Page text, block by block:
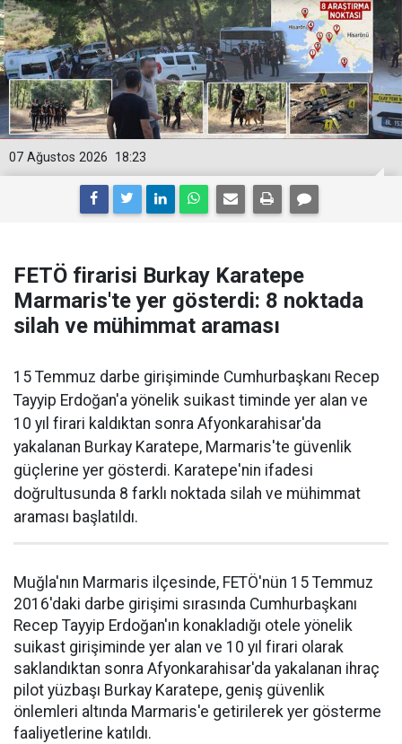
18:23
07 Ağustos 2026
FETÖ firarisi Burkay Karatepe
Marmaris'te yer gösterdi: 8 noktada
silah ve mühimmat araması
15 Temmuz darbe girişiminde Cumhurbaşkanı Recep
Tayyip Erdoğan'a yönelik suikast timinde yer alan ve
10 yıl firari kaldıktan sonra Afyonkarahisar'da
yakalanan Burkay Karatepe, Marmaris'te güvenlik
güçlerine yer gösterdi. Karatepe'nin ifadesi
doğrultusunda 8 farklı noktada silah ve mühimmat
araması başlatıldı.
Muğla'nın Marmaris ilçesinde, FETÖ'nün 15 Temmuz
2016'daki darbe girişimi sırasında Cumhurbaşkanı
Recep Tayyip Erdoğan'ın konakladığı otele yönelik
suikast girişiminde yer alan ve 10 yıl firari olarak
saklandıktan sonra Afyonkarahisar'da yakalanan ihraç
pilot yüzbaşı Burkay Karatepe, geniş güvenlik
önlemleri altında Marmaris'e getirilerek yer gösterme
faaliyetlerine katıldı.